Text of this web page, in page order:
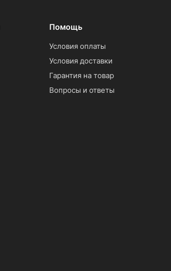
Помощь
Условия оплаты
Условия доставки
Гарантия на товар
Вопросы и ответы